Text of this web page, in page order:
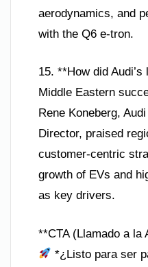
aerodynamics, and
with the Q6 e-tron.
15. **How did
Middle Eastern
Rene Koneberg,
Director, praised
customer-centric
growth of EVs and
as key drivers.
**CTA (Llamado a la
*¿Listo para ser